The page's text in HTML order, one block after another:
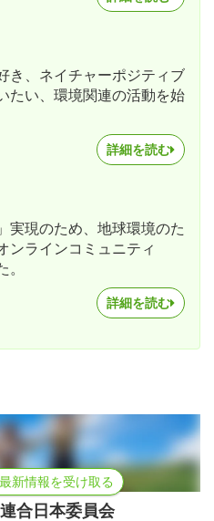
き、ネイチャーポジティブ
たい、環境関連の活動を始
詳細を読む
実現のため、地球環境のた
ンラインコミュニティ
。
詳細を読む
新情報を受け取る
合日本委員会